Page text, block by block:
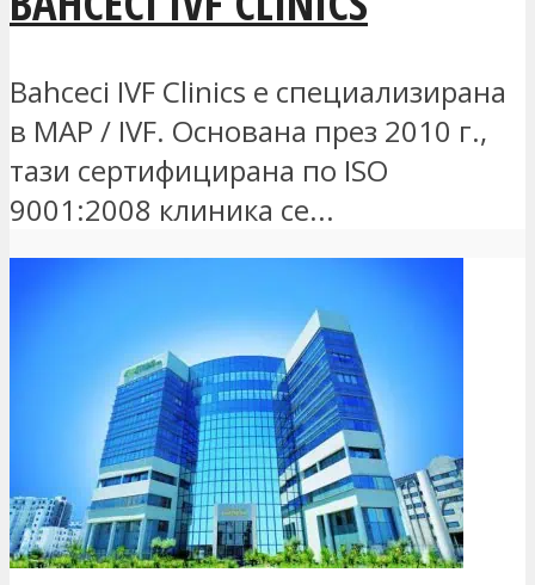
Bahceci IVF Clinics е специализирана
в MAP / IVF. Основана през 2010 г.,
тази сертифицирана по ISO
9001:2008 клиника се...